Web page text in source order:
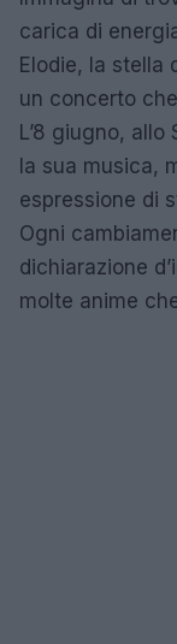
carica di
Elodie, la stella
un concerto
L’8 giugno,
la sua musica,
espressione di
Ogni
dichiarazione
molte anime